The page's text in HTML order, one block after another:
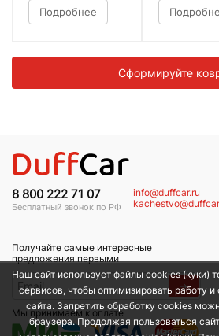
Подробнее
Сформируйте
8 800 222 71 07
Бесплатный звонок по РФ
info@duffcar.ru
Получайте самые интересные
предложения первыми
→
Мы принимаем к оплате
Наш сайт использует файлы cookies (куки)
сервисов, чтобы оптимизировать работу
сайта. Запретить обработку cookies
браузера. Продолжая пользоваться